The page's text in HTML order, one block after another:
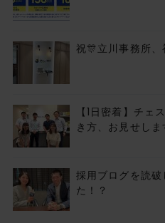
祝🎊立川事務所、
【1日密着】チェ
き方、お見せしま
採用ブログを読
た！？